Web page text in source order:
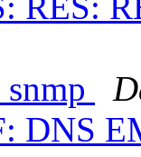
DNS